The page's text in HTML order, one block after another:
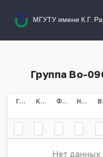
МГУТУ имени К.Г.
Группа Во-
Группа Курс Форма Обучения Направление/специальность
Нет данных